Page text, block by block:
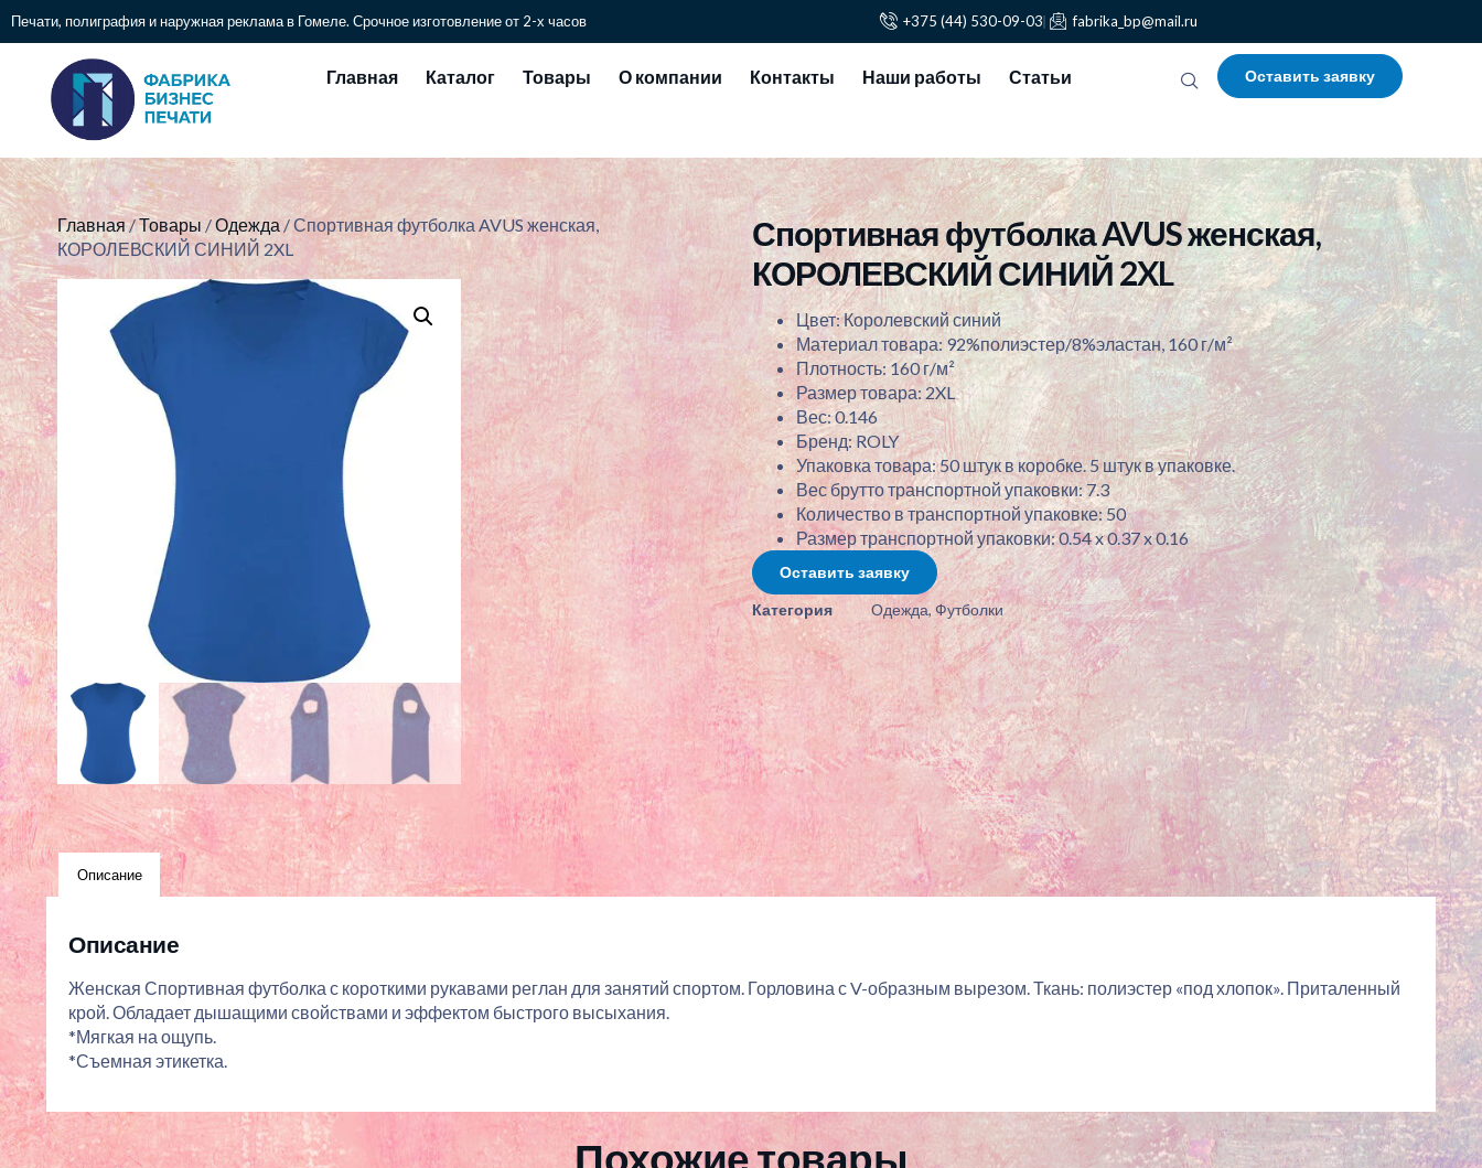
Печати, полиграфия и наружная реклама в Гомеле. Срочное изготовление от 2-х часов +375 (44) 530-09-03 fabrika_bp@mail.ru
Главная Каталог Товары О компании Контакты Наши работы Статьи Оставить заявку
Главная/Товары/Одежда / Спортивная футболка AVUS женская,
КОРОЛЕВСКИЙ СИНИЙ 2XL
Спортивная футболка AVUS женская,
КОРОЛЕВСКИЙ СИНИЙ 2XL
Цвет: Королевский синий
Материал товара: 92%полиэстер/8%эластан, 160 г/м²
Плотность: 160 г/м²
Размер товара: 2XL
Вес: 0.146
Бренд: ROLY
Упаковка товара: 50 штук в коробке. 5 штук в упаковке.
Вес брутто транспортной упаковки: 7.3
Количество в транспортной упаковке: 50
Размер транспортной упаковки: 0.54 x 0.37 x 0.16
Оставить заявку
Категория
Одежда, Футболки
Описание
Описание
Женская Спортивная футболка с короткими рукавами реглан для занятий спортом. Горловина с V-образным вырезом. Ткань: полиэстер «под хлопок». Приталенный
крой. Обладает дышащими свойствами и эффектом быстрого высыхания.
*Мягкая на ощупь.
*Съемная этикетка.
Похожие товары